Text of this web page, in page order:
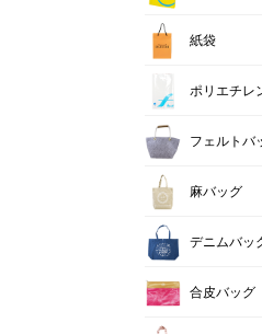
紙袋
ポリエチレ
フェルトバ
麻バッグ
デニムバッ
合皮バッグ